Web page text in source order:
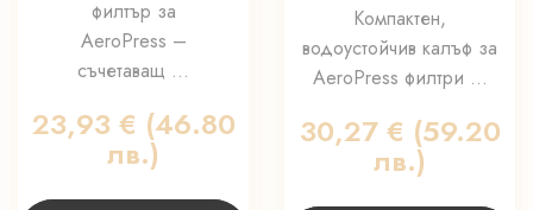
филтър за
AeroPress –
съчетаващ ...
23,93 € (46.80
лв.)
Компактен,
водоустойчив калъф за
AeroPress филтри ...
30,27 € (59.20
лв.)